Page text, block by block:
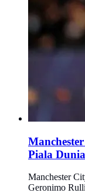
Piala
Manchester
Geronimo